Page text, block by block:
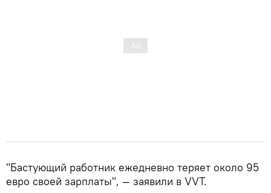
"Бастующий работник ежедневно теряет около 95
евро своей зарплаты", — заявили в VVT.